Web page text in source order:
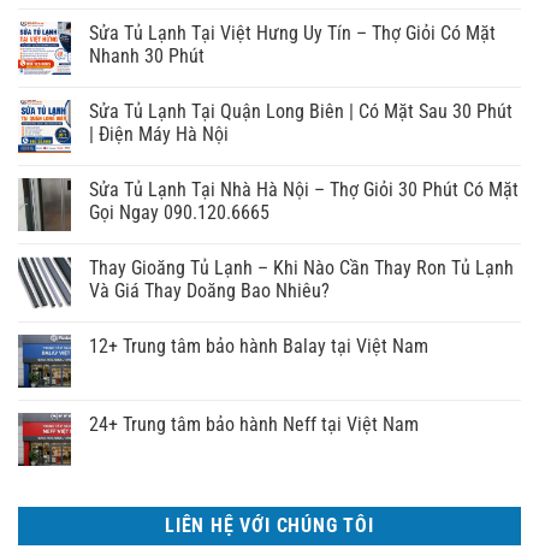
Sửa Tủ Lạnh Tại Việt Hưng Uy Tín – Thợ Giỏi Có Mặt
Nhanh 30 Phút
Sửa Tủ Lạnh Tại Quận Long Biên | Có Mặt Sau 30 Phút
| Điện Máy Hà Nội
Sửa Tủ Lạnh Tại Nhà Hà Nội – Thợ Giỏi 30 Phút Có Mặt
Gọi Ngay 090.120.6665
Thay Gioăng Tủ Lạnh – Khi Nào Cần Thay Ron Tủ Lạnh
Và Giá Thay Doăng Bao Nhiêu?
12+ Trung tâm bảo hành Balay tại Việt Nam
24+ Trung tâm bảo hành Neff tại Việt Nam
LIÊN HỆ VỚI CHÚNG TÔI